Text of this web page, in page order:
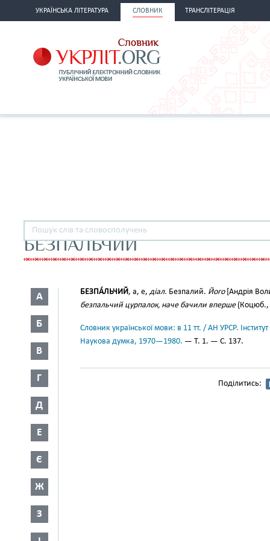
УКРАЇНСЬКА ЛІТЕРАТУРА СЛОВНИК ТРАНСЛІТЕРАЦІЯ
БЕЗПАЛЬЧИЙ
А
Б
В
Г
Д
Е
Є
Ж
З
БЕЗПА́ЛЬЧИЙ, а, е, діал. Безпалий. Його[Андрія
безпальчий цурпалок, наче бачили вперше(Коцюб.,
Словник української мови: в 11 тт. / АН УРСР.
Наукова думка, 1970—1980. — Т. 1. — С. 137.
Поділитись: